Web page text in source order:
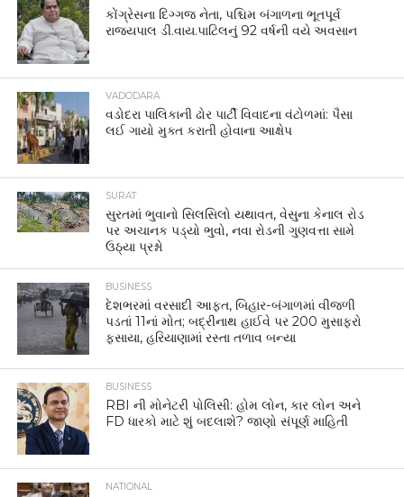
કોંગ્રેસના દિગ્ગજ નેતા, પશ્ચિમ બંગાળના ભૂતપૂર્વ
રાજ્યપાલ ડી.વાય.પાટિલનું 92 વર્ષની વયે અવસાન
VADODARA
વડોદરા પાલિકાની ઢોર પાર્ટી વિવાદના વંટોળમાં: પૈસા
લઈ ગાયો મુક્ત કરાતી હોવાના આક્ષેપ
SURAT
સુરતમાં ભુવાનો સિલસિલો યથાવત, વેસુના કેનાલ રોડ
પર અચાનક પડ્યો ભુવો, નવા રોડની ગુણવત્તા સામે
ઉઠ્યા પ્રશ્નો
BUSINESS
દેશભરમાં વરસાદી આફત, બિહાર-બંગાળમાં વીજળી
પડતાં 11નાં મોત; બદ્રીનાથ હાઈવે પર 200 મુસાફરો
ફસાયા, હરિયાણામાં રસ્તા તળાવ બન્યા
BUSINESS
RBI ની મોનેટરી પોલિસી: હોમ લોન, કાર લોન અને
FD ધારકો માટે શું બદલાશે? જાણો સંપૂર્ણ માહિતી
NATIONAL